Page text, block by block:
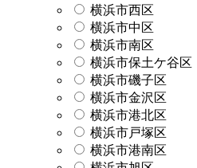
横浜市西区
横浜市中区
横浜市南区
横浜市保土ケ谷区
横浜市磯子区
横浜市金沢区
横浜市港北区
横浜市戸塚区
横浜市港南区